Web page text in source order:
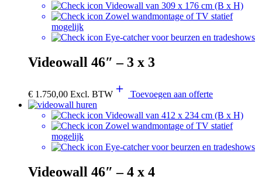
Videowall van 309 x 176 cm (B x H)
Zowel wandmontage of TV statief
mogelijk
Eye-catcher voor beurzen en tradeshows
Videowall 46″ – 3 x 3
€ 1.750,00 Excl. BTW Toevoegen aan offerte
Videowall van 412 x 234 cm (B x H)
Zowel wandmontage of TV statief
mogelijk
Eye-catcher voor beurzen en tradeshows
Videowall 46″ – 4 x 4